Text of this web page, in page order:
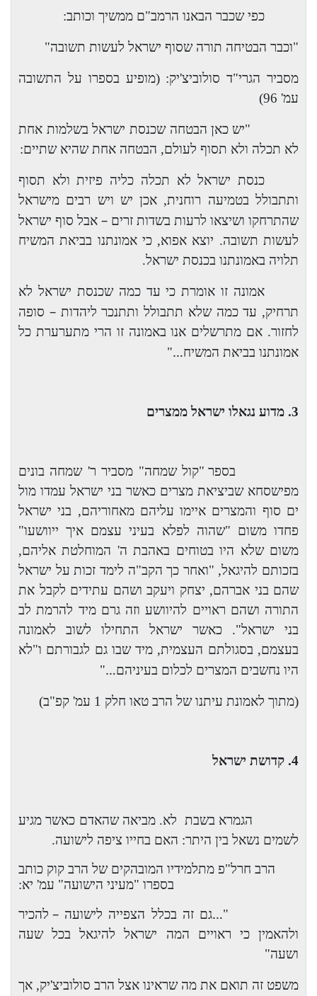
כפי שכבר הבאנו הרמב"ם ממשיך וכותב:
"וכבר הבטיחה תורה שסוף ישראל לעשות תשובה"
מסביר הגרי"ד סולוביצ'יק: (מופיע בספרו על התשובה
עמ' 96)
"יש כאן הבטחה שכנסת ישראל בשלמות אחת
לא תכלה ולא תסוף לעולם, הבטחה אחת שהיא שתיים:
כנסת ישראל לא תכלה כליה פיזית ולא תסוף
ותתבולל בטמיעה רוחנית, אכן יש ויש רבים מישראל
שהתרחקו ושיצאו לרעות בשדות זרים – אבל סוף ישראל
לעשות תשובה. יוצא אפוא, כי אמונתנו בביאת המשיח
תלויה באמונתנו בכנסת ישראל.
אמונה זו אומרת כי עד כמה שכנסת ישראל לא
תרחיק, עד כמה שלא תתבולל ותתנכר ליהדות– סופה
לחזור. אם מתרשלים אנו באמונה זו הרי מתערערת כל
אמונתנו בביאת המשיח…
"
3. מדוע נגאלו ישראל ממצרים
בספר "קול שמחה" מסביר ר' שמחה בונים
מפישסחא שביציאת מצרים כאשר בני ישראל עמדו מול
ים סוף והמצרים איימו עליהם מאחוריהם, בני ישראל
פחדו משום "שהוה לפלא בעיני עצמם איך ייוושעו"
משום שלא היו בטוחים באהבת ה' המוחלטת אליהם,
בזכותם להיגאל, "ואחר כך הקב"ה לימד זכות על ישראל
שהם בני אברהם, יצחק ויעקב ושהם עתידים לקבל את
התורה ושהם ראויים להיוושע וזה גרם מיד להרמת לב
בני ישראל". כאשר ישראל התחילו לשוב לאמונה
בעצמם, בסגולתם העצמית, מיד שבו גם לגבורתם ו"לא
היו נחשבים המצרים לכלום בעיניהם…
"
(מתוך לאמונת עיתנו של הרב טאו חלק 1 עמ' קפ"ב)
4. קדושת ישראל
הגמרא בשבת לא. מביאה שהאדם כאשר מגיע
לשמים נשאל בין היתר: האם בחייו ציפה לישועה.
הרב חרל"פ מתלמידיו המובהקים של הרב קוק כותב
בספרו "מעיני הישועה" עמ' יא:
"
…גם זה בכלל הצפייה לישועה – להכיר
ולהאמין כי ראויים המה ישראל להיגאל בכל שעה
ושעה"
משפט זה תואם את מה שראינו אצל הרב סולוביצ'יק, אך